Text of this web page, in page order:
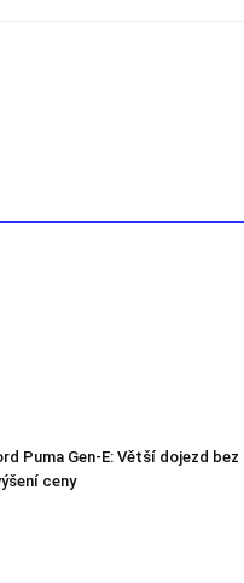
Puma Gen-E: Větší dojezd bez
ceny